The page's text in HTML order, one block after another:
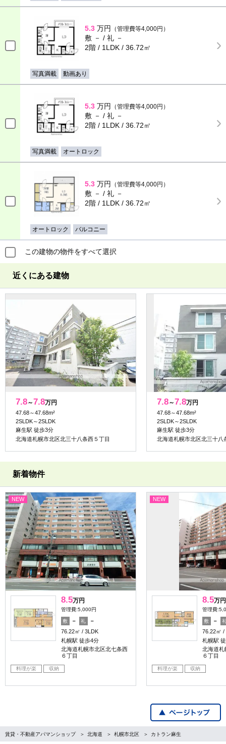
5.3 万円 （管理費等4,000円）
敷 － / 礼 －
2階 / 1LDK / 36.72㎡
写真満載 動画あり
5.3 万円 （管理費等4,000円）
敷 － / 礼 －
2階 / 1LDK / 36.72㎡
写真満載 オートロック
5.3 万円 （管理費等4,000円）
敷 － / 礼 －
2階 / 1LDK / 36.72㎡
オートロック バルコニー
この建物の物件をすべて選択
近くにある建物
7.8～7.8万円
47.68～47.68m²
2SLDK～2SLDK
麻生駅 徒歩3分
北海道札幌市北区北三十八条西５丁目
7.8～7.8万円
47.68～47.68m²
2SLDK～2SLDK
麻生駅 徒歩3分
北海道札幌市北区北三十八
新着物件
NEW
8.5万円
管理費:5,000円
敷 － 礼
－
76.22㎡
3LDK
札幌駅 徒歩4分
北海道札幌市北区北七条西
６丁目
料理が楽 収納
NEW
8.5万円
管理費
敷 －
76.22㎡
札幌駅
北海道札
６丁目
料理が楽 収納
賃貸・不動産アパマンショップ 北海道 札幌市北区 カトラン麻生